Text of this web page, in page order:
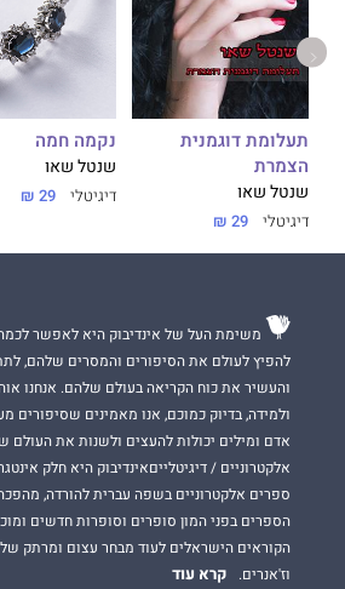
תעלומת דוגמנית
הצמרת
שנטל שאו
דיגיטלי 29 ₪
נקמה חמה
שנטל שאו
דיגיטלי 29 ₪
משימת העל של אינדיבוק היא לאפשר
להפיץ לעולם את הסיפורים והמסרים שלהם,
והעשיר את כוח הקריאה בעולם שלהם. אנחנו
ולמידה, בדיוק כמוכם, אנו מאמינים שסיפורים
אדם ומילים יכולות להעצים ולשנות את העולם
אלקטרוניים / דיגיטלייםאינדיבוק היא חלק
ספרים אלקטרוניים בשפה עברית להורדה,
הספרים בפני המון סופרים וסופרות חדשים
הקוראים הישראלים לעוד מבחר עצום ומרתק
וז'אנרים.
קרא עוד